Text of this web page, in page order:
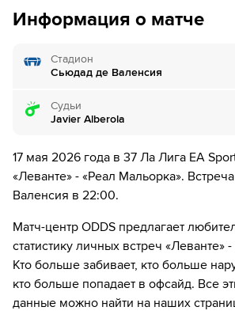
поля
12´
Kervin Arriaga из команды Леванте
13´ Пабло Мартинес навешивает с
неудачно - мяч уходит за предел
13´
Судья сигнализирует, что Джереми
Леванте поставил подножку.
16´ Мальорка совершает вбрасывание
Информация о матче
Стадион
Сьюдад де Валенсия
Судьи
Javier Alberola
17 мая 2026 года в 37 Ла Лига EA
«Леванте» - «Реал Мальорка».
Валенсия в 22:00.
Матч-центр ODDS предлагает
статистику личных встреч «Леванте»
Кто больше забивает, кто больше
кто больше попадает в офсайд. Все
данные можно найти на наших